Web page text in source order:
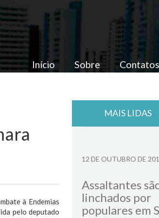
Início Sobre Contatos
à Endemias
pelo deputado
MAIS LIDAS
12 DE OUTUBRO DE
Assaltantes
linchados por
populares em